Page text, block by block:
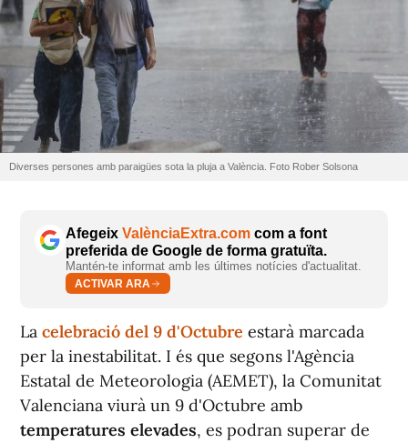
Diverses persones amb paraigües sota la pluja a València. Foto Rober Solsona
Afegeix ValènciaExtra.com com a font
preferida de Google de forma gratuïta.
Mantén-te informat amb les últimes notícies d'actualitat.
ACTIVAR ARA
La celebració del 9 d'Octubre estarà marcada
per la inestabilitat. I és que segons l'Agència
Estatal de Meteorologia (AEMET), la Comunitat
Valenciana viurà un 9 d'Octubre amb
temperatures elevades, es podran superar de